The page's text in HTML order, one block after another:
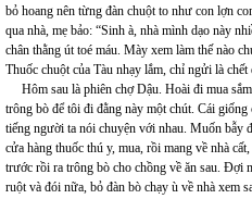
bỏ hoang nên từng đàn chuột to như con lợn
qua nhà, mẹ bảo: “Sinh à, nhà mình dạo này
chân thằng út toé máu. Mày xem làm thế nào
Thuốc chuột của Tàu nhạy lắm, chỉ ngửi là chết
Hôm sau là phiên chợ Dậu. Hoài đi mua
trông bò để tôi đi đằng này một chút. Cái
tiếng người ta nói chuyện với nhau. Muốn bẫy
cửa hàng thuốc thú y, mua, rồi mang về nhà
trước rồi ra trông bò cho chồng về ăn sau. Đợi
ruột và đói nữa, bỏ đàn bò chạy ù về nhà xem